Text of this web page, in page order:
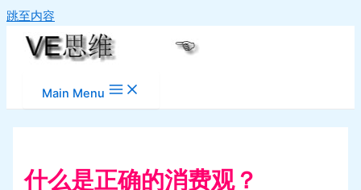
跳至内容
Main Menu
什么是正确的消费观？